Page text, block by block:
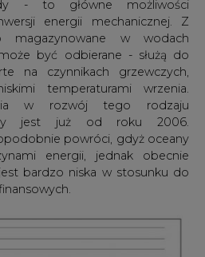
- to główne możliwości
energii mechanicznej. Z
magazynowane w wodach
być odbierane - służą do
na czynnikach grzewczych,
temperaturami wrzenia.
w rozwój tego rodzaju
jest już od roku 2006.
powróci, gdyż oceany
energii, jednak obecnie
bardzo niska w stosunku do